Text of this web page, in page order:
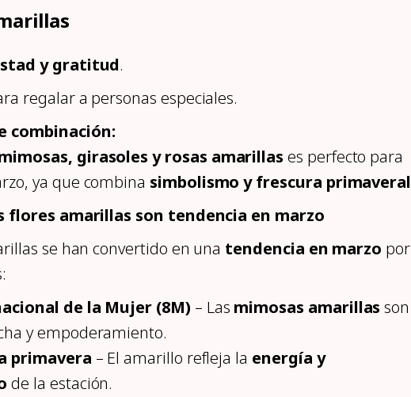
y gratitud.
regalar a personas especiales.
combinación:
girasoles y rosas amarillas es perfecto para
ya que combina simbolismo y frescura primaveral
flores amarillas son tendencia en marzo
se han convertido en una tendencia en marzo por
de la Mujer (8M) – Las mimosas amarillas son
y empoderamiento.
primavera – El amarillo refleja la energía y
de la estación.